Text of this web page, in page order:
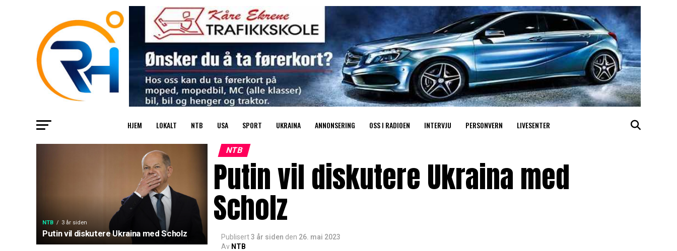
HJEM LOKALT NTB USA SPORT UKRAINA ANNONSERING OSS I RADIOEN INTERVJU PERSONVERN LIVESENTER
NTB 3 år siden
Putin vil diskutere Ukraina med Scholz
NTB
Putin vil diskutere Ukraina med
Scholz
Publisert3 år siden den 26. mai 2023
Av NTB